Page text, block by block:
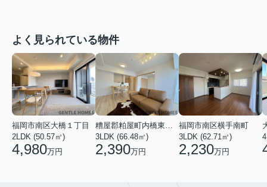
よく見られている物件
福岡市南区大橋１丁目
2LDK (50.57㎡)
4,980万円
糟屋郡粕屋町内橋東２丁目
3LDK (66.48㎡)
2,390万円
福岡市南区横手南町
3LDK (62.71㎡)
2,230万円